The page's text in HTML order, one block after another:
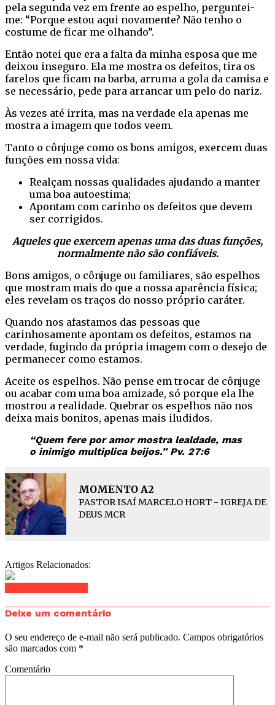
pela segunda vez em frente ao espelho, perguntei-
me: “Porque estou aqui novamente? Não tenho o
costume de ficar me olhando”.
Então notei que era a falta da minha esposa que me
deixou inseguro. Ela me mostra os defeitos, tira os
farelos que ficam na barba, arruma a gola da camisa e
se necessário, pede para arrancar um pelo do nariz.
Às vezes até irrita, mas na verdade ela apenas me
mostra a imagem que todos veem.
Tanto o cônjuge como os bons amigos, exercem duas
funções em nossa vida:
Realçam nossas qualidades ajudando a manter
uma boa autoestima;
Apontam com carinho os defeitos que devem
ser corrigidos.
Aqueles que exercem apenas uma das duas funções,
normalmente não são confiáveis.
Bons amigos, o cônjuge ou familiares, são espelhos
que mostram mais do que a nossa aparência física;
eles revelam os traços do nosso próprio caráter.
Quando nos afastamos das pessoas que
carinhosamente apontam os defeitos, estamos na
verdade, fugindo da própria imagem com o desejo de
permanecer como estamos.
Aceite os espelhos. Não pense em trocar de cônjuge
ou acabar com uma boa amizade, só porque ela lhe
mostrou a realidade. Quebrar os espelhos não nos
deixa mais bonitos, apenas mais iludidos.
“Quem fere por amor mostra lealdade, mas
o inimigo multiplica beijos.” Pv. 27:6
MOMENTO A2
PASTOR ISAÍ MARCELO HORT - IGREJA DE
DEUS MCR
Artigos Relacionados:
Deixe um comentário
O seu endereço de e-mail não será publicado. Campos obrigatórios
são marcados com *
Comentário